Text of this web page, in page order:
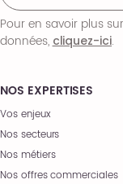
NOS EXPERTISES
Vos enjeux
Nos secteurs
Nos métiers
Nos offres commerciales
Pour en savoir plus
données,cliquez-ici.